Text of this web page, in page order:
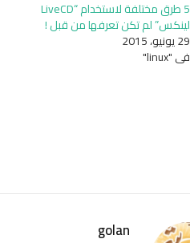
5 طرق مختلفة لاستخدام “LiveCD
لينكس” لم تكن تعرفها من قبل !
29 يونيو، 2015
في "linux"
golan